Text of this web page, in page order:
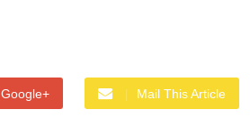
Google+ Mail This Article